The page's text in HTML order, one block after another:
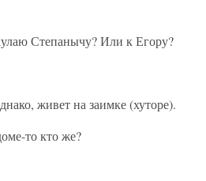
Степанычу? Или к Егору?
живет на заимке (хуторе).
то кто же?